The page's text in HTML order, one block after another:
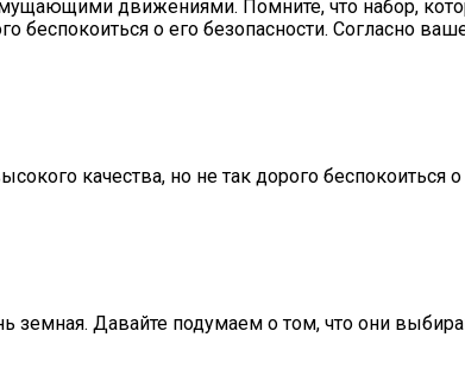
движениями. Помните, что набор,
беспокоиться о его безопасности. Согласно
качества, но не так дорого беспокоиться о
земная. Давайте подумаем о том, что они